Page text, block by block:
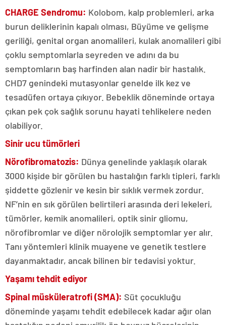
CHARGE Sendromu: Kolobom, kalp problemleri, arka
burun deliklerinin kapalı olması, Büyüme ve gelişme
geriliği, genital organ anomalileri, kulak anomalileri gibi
çoklu semptomlarla seyreden ve adını da bu
semptomların baş harfinden alan nadir bir hastalık.
CHD7 genindeki mutasyonlar genelde ilk kez ve
tesadüfen ortaya çıkıyor. Bebeklik döneminde ortaya
çıkan pek çok sağlık sorunu hayati tehlikelere neden
olabiliyor.
Sinir ucu tümörleri
Nörofibromatozis: Dünya genelinde yaklaşık olarak
3000 kişide bir görülen bu hastalığın farklı tipleri, farklı
şiddette gözlenir ve kesin bir sıklık vermek zordur.
NF’nin en sık görülen belirtileri arasında deri lekeleri,
tümörler, kemik anomalileri, optik sinir gliomu,
nörofibromlar ve diğer nörolojik semptomlar yer alır.
Tanı yöntemleri klinik muayene ve genetik testlere
dayanmaktadır, ancak bilinen bir tedavisi yoktur.
Yaşamı tehdit ediyor
Spinal müsküleratrofi (SMA): Süt çocukluğu
döneminde yaşamı tehdit edebilecek kadar ağır olan